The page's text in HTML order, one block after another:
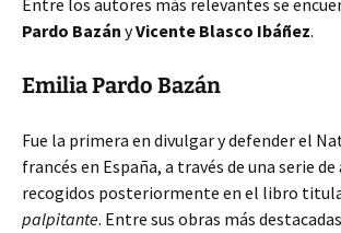
Entre los autores más relevantes se
Pardo Bazán yVicente Blasco Ibáñez.
Emilia Pardo Bazán
Fue la primera en divulgar y defender el
francés en España, a través de una serie
recogidos posteriormente en el libro
palpitante. Entre sus obras más